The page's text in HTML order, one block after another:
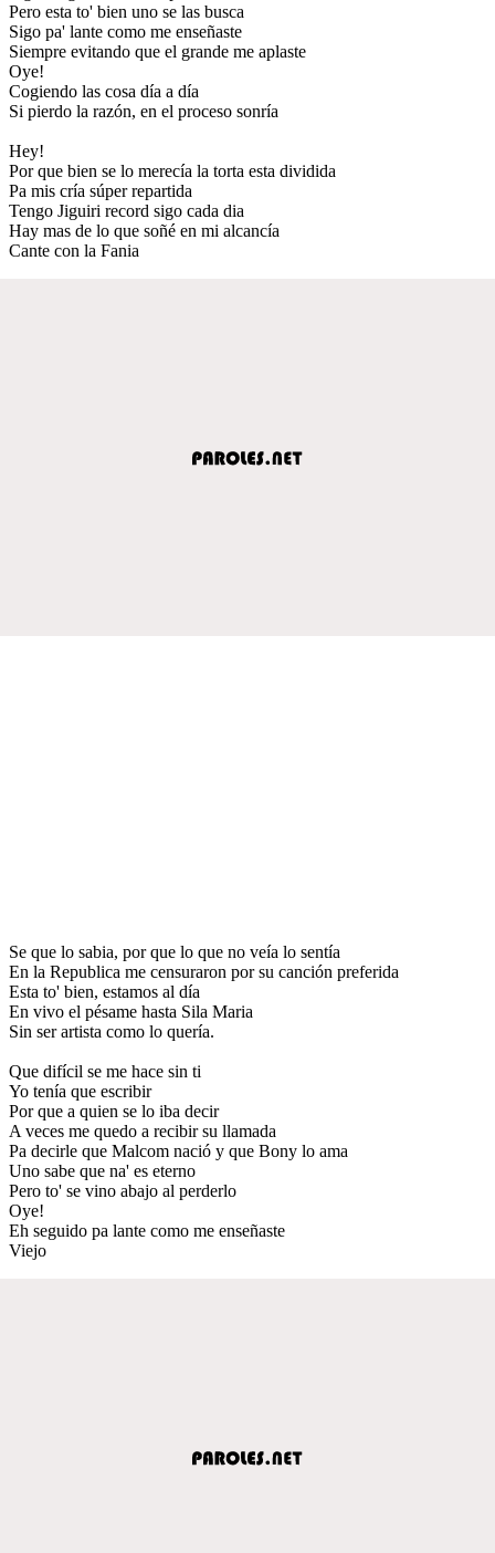
Pero esta to' bien uno se las busca
Sigo pa' lante como me enseñaste
Siempre evitando que el grande me aplaste
Oye!
Cogiendo las cosa día a día
Si pierdo la razón, en el proceso sonría
Hey!
Por que bien se lo merecía la torta esta dividida
Pa mis cría súper repartida
Tengo Jiguiri record sigo cada dia
Hay mas de lo que soñé en mi alcancía
Cante con la Fania
Se que lo sabia, por que lo que no veía lo sentía
En la Republica me censuraron por su canción preferida
Esta to' bien, estamos al día
En vivo el pésame hasta Sila Maria
Sin ser artista como lo quería.
Que difícil se me hace sin ti
Yo tenía que escribir
Por que a quien se lo iba decir
A veces me quedo a recibir su llamada
Pa decirle que Malcom nació y que Bony lo ama
Uno sabe que na' es eterno
Pero to' se vino abajo al perderlo
Oye!
Eh seguido pa lante como me enseñaste
Viejo